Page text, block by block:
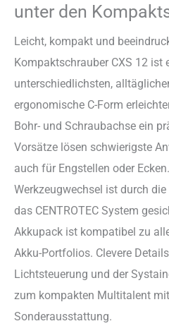
unter den
Leicht, kompakt und
Kompaktschrauber CXS 12 ist
unterschiedlichsten,
ergonomische C-Form
Bohr- und Schraubachse ein
Vorsätze lösen schwierigste
auch für Engstellen oder
Werkzeugwechsel ist durch
das CENTROTEC System
Akkupack ist kompatibel zu
Akku-Portfolios. Clevere
Lichtsteuerung und der
zum kompakten Multitalent
Sonderausstattung.